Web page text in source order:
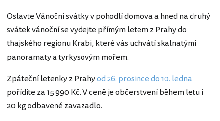
Oslavte Vánoční svátky v pohodlí domova a hned na druhý
svátek vánoční se vydejte přímým letem z Prahy do
thajského regionu Krabi, které vás uchvátí skalnatými
panoramaty a tyrkysovým mořem.
Zpáteční letenky z Prahyod 26. prosince do 10. ledna
pořídíte za 15 990 Kč. V ceně je občerstvení během letu i
20 kg odbavené zavazadlo.